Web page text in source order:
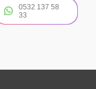
0532 137 58
33